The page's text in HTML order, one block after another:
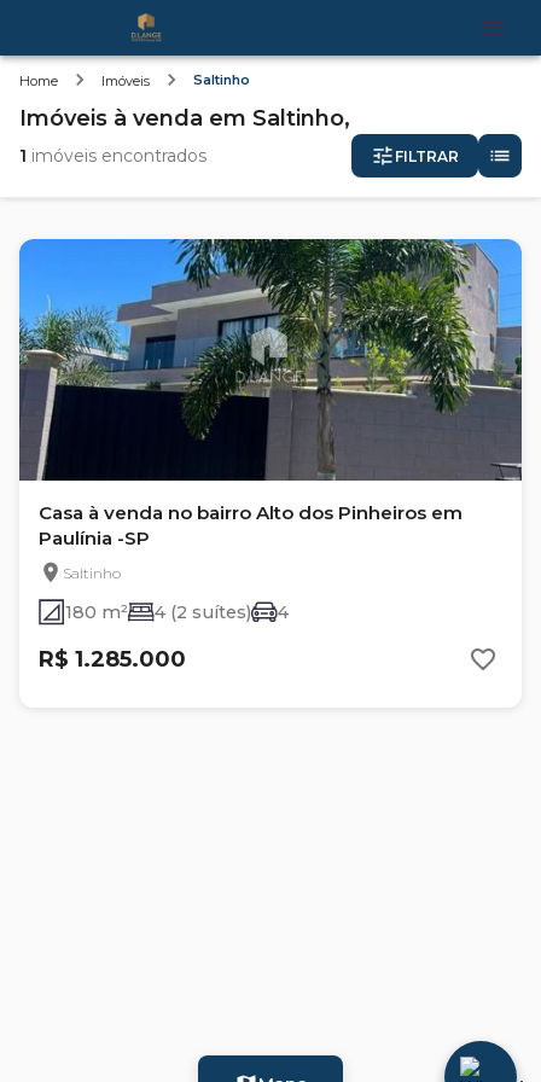
Home Imóveis Saltinho
Imóveis à venda em Saltinho,
1 imóveis encontrados FILTRAR
Casa à venda no bairro Alto dos Pinheiros em
Paulínia -SP
Saltinho
180 m² 4 (2 suítes) 4
R$ 1.285.000